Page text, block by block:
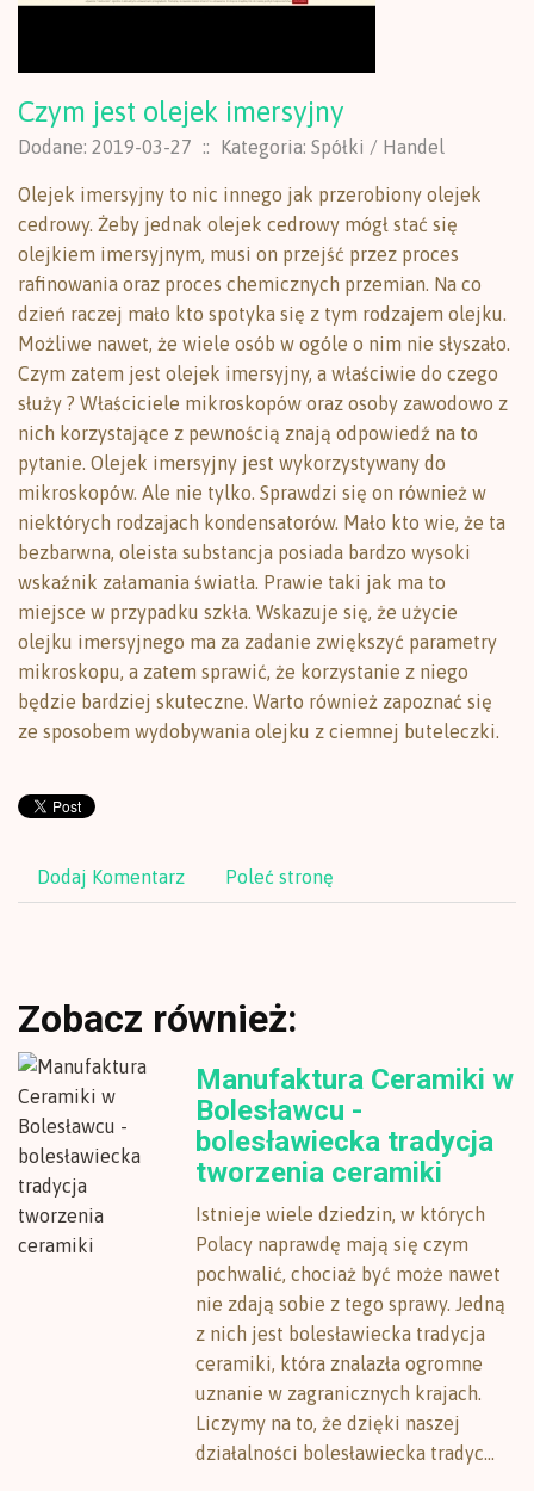
Czym jest olejek imersyjny
Dodane: 2019-03-27 :: Kategoria: Spółki / Handel
Olejek imersyjny to nic innego jak przerobiony olejek
cedrowy. Żeby jednak olejek cedrowy mógł stać się
olejkiem imersyjnym, musi on przejść przez proces
rafinowania oraz proces chemicznych przemian. Na co
dzień raczej mało kto spotyka się z tym rodzajem olejku.
Możliwe nawet, że wiele osób w ogóle o nim nie słyszało.
Czym zatem jest olejek imersyjny, a właściwie do czego
służy ? Właściciele mikroskopów oraz osoby zawodowo z
nich korzystające z pewnością znają odpowiedź na to
pytanie. Olejek imersyjny jest wykorzystywany do
mikroskopów. Ale nie tylko. Sprawdzi się on również w
niektórych rodzajach kondensatorów. Mało kto wie, że ta
bezbarwna, oleista substancja posiada bardzo wysoki
wskaźnik załamania światła. Prawie taki jak ma to
miejsce w przypadku szkła. Wskazuje się, że użycie
olejku imersyjnego ma za zadanie zwiększyć parametry
mikroskopu, a zatem sprawić, że korzystanie z niego
będzie bardziej skuteczne. Warto również zapoznać się
ze sposobem wydobywania olejku z ciemnej buteleczki.
Dodaj Komentarz Poleć stronę
Zobacz również:
Manufaktura Ceramiki w
Bolesławcu -
bolesławiecka tradycja
tworzenia ceramiki
Istnieje wiele dziedzin, w których
Polacy naprawdę mają się czym
pochwalić, chociaż być może nawet
nie zdają sobie z tego sprawy. Jedną
z nich jest bolesławiecka tradycja
ceramiki, która znalazła ogromne
uznanie w zagranicznych krajach.
Liczymy na to, że dzięki naszej
działalności bolesławiecka tradyc...